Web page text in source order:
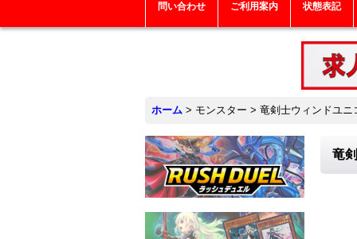
問い合わせ ご利用案内 状態表記
ホーム > モンスター > 竜剣士ウィンドユニ
竜